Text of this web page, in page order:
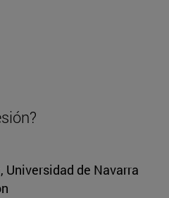
Universidad de Navarra